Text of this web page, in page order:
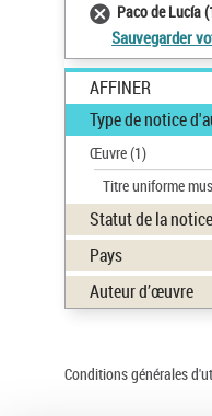
Paco de Lucía
Sauvegarder
AFFINER
Type de notice
Œuvre(1)
Titre uniforme
Statut de la
Pays
Auteur d’œuvre
Conditions générales